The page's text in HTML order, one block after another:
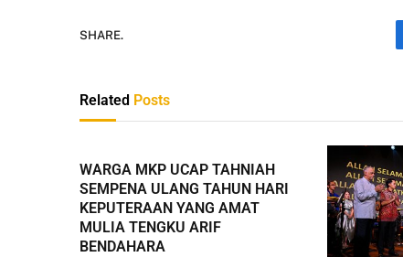
SHARE.
Related Posts
WARGA MKP UCAP TAHNIAH
SEMPENA ULANG TAHUN HARI
KEPUTERAAN YANG AMAT
MULIA TENGKU ARIF
BENDAHARA